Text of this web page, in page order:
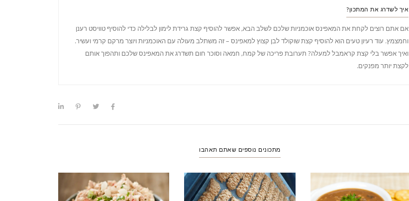
איך לשדרג את המתכון?
אם אתם רוצים לקחת את המאפינס אוכמניות שלכם לשלב הבא, אפשר להוסיף קצת גרידת לימון לבלילה כדי להוסיף טוויסט רענן
וחמצמץ. עוד רעיון טעים הוא להוסיף קצת שוקולד לבן קצוץ למאפינס – זה משתלב מעולה עם האוכמניות ויוצר מרקם קרמי ועשיר.
ואיך אפשר בלי קצת קראמבל למעלה? תערובת פריכה של קמח, חמאה וסוכר חום תשדרג את המאפינס שלכם ותהפוך אותם
לקצת יותר מפנקים.
מתכונים נוספים שאתם תאהבו